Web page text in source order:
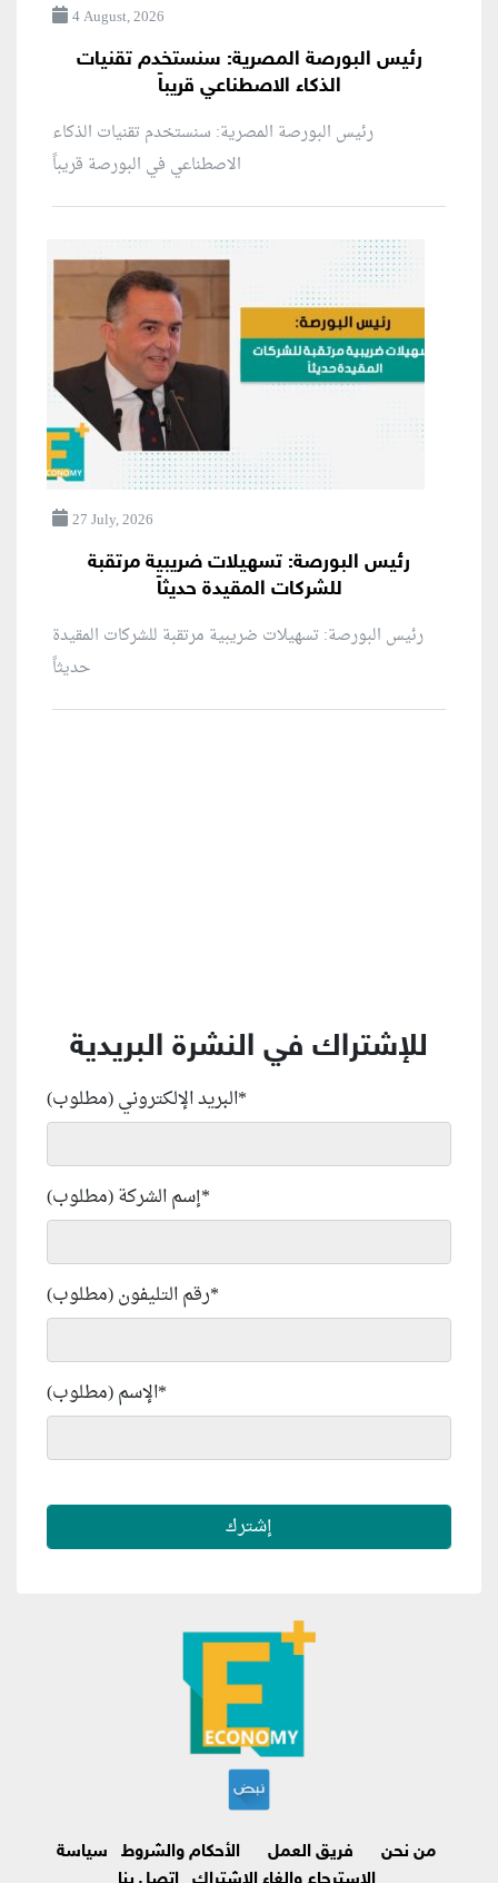
4 August, 2026
رئيس البورصة المصرية: سنستخدم تقنيات
الذكاء الاصطناعي قريباً
رئيس البورصة المصرية: سنستخدم تقنيات الذكاء
الاصطناعي في البورصة قريباً
27 July, 2026
رئيس البورصة: تسهيلات ضريبية مرتقبة
للشركات المقيدة حديثاً
رئيس البورصة: تسهيلات ضريبية مرتقبة للشركات المقيدة
للإشتراك في النشرة البريدية
البريد الإلكتروني (مطلوب)*
إسم الشركة (مطلوب)*
رقم التليفون (مطلوب)*
الإسم (مطلوب)*
من نحن فريق العمل الأحكام والشروط
سياسة